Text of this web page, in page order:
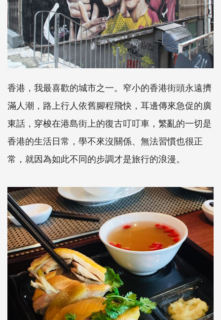
香港，我最喜歡的城市之一。窄小的香港街頭永遠擠
滿人潮，路上行人依舊腳程飛快，耳邊傳來急促的廣
東話，穿梭在港島街上的復古叮叮車，繁亂的一切是
香港的生活日常，學不來沒關係、無法習慣也很正
常，就因為如此不同的步調才是旅行的浪漫。